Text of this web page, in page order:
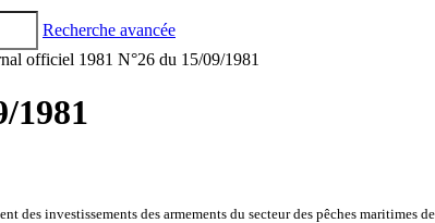
Recherche avancée
officiel 1981 N°26 du 15/09/1981
1981
investissements des armements du secteur des pêches maritimes